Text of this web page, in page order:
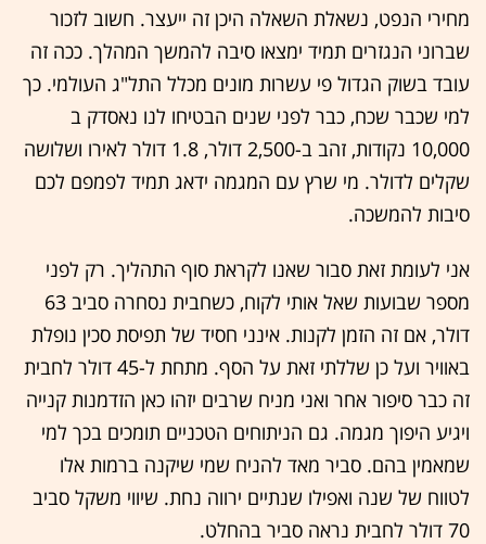
מחירי הנפט, נשאלת השאלה היכן זה ייעצר. חשוב לזכור
שברוני הנגזרים תמיד ימצאו סיבה להמשך המהלך. ככה זה
עובד בשוק הגדול פי עשרות מונים מכלל התל"ג העולמי. כך
למי שכבר שכח, כבר לפני שנים הבטיחו לנו נאסדק ב
10,000 נקודות, זהב ב-2,500 דולר, 1.8 דולר לאירו ושלושה
שקלים לדולר. מי שרץ עם המגמה ידאג תמיד לפמפם לכם
סיבות להמשכה.
אני לעומת זאת סבור שאנו לקראת סוף התהליך. רק לפני
מספר שבועות שאל אותי לקוח, כשחבית נסחרה סביב 63
דולר, אם זה הזמן לקנות. אינני חסיד של תפיסת סכין נופלת
באוויר ועל כן שללתי זאת על הסף. מתחת ל-45 דולר לחבית
זה כבר סיפור אחר ואני מניח שרבים יזהו כאן הזדמנות קנייה
ויגיע היפוך מגמה. גם הניתוחים הטכניים תומכים בכך למי
שמאמין בהם. סביר מאד להניח שמי שיקנה ברמות אלו
לטווח של שנה ואפילו שנתיים ירווה נחת. שיווי משקל סביב
70 דולר לחבית נראה סביר בהחלט.